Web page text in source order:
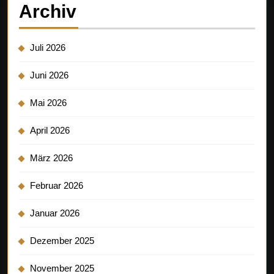
Archiv
Juli 2026
Juni 2026
Mai 2026
April 2026
März 2026
Februar 2026
Januar 2026
Dezember 2025
November 2025